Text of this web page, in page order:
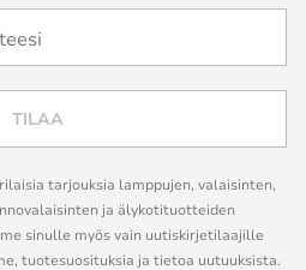
TILAA
tarjouksia lamppujen, valaisinten,
ja älykotituotteiden
sinulle myös vain uutiskirjetilaajille
tuotesuosituksia ja tietoa uutuuksista.